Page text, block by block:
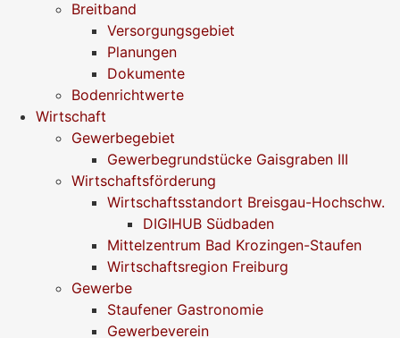
Breitband
Versorgungsgebiet
Planungen
Dokumente
Bodenrichtwerte
Wirtschaft
Gewerbegebiet
Gewerbegrundstücke Gaisgraben III
Wirtschaftsförderung
Wirtschaftsstandort Breisgau-Hochschw.
DIGIHUB Südbaden
Mittelzentrum Bad Krozingen-Staufen
Wirtschaftsregion Freiburg
Gewerbe
Staufener Gastronomie
Gewerbeverein